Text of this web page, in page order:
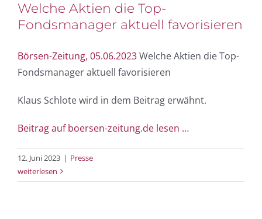
Welche Aktien die Top-
Fondsmanager aktuell favorisieren
Börsen-Zeitung, 05.06.2023Welche Aktien die Top-
Fondsmanager aktuell favorisieren
Klaus Schlote wird in dem Beitrag erwähnt.
Beitrag auf boersen-zeitung.de lesen …
12. Juni 2023 | Presse
weiterlesen